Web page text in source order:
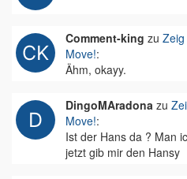
Comment-king zu
Move!:
Ähm, okayy.
DingoMAradona zu
Move!:
Ist der Hans da ? Man
jetzt gib mir den Hansy